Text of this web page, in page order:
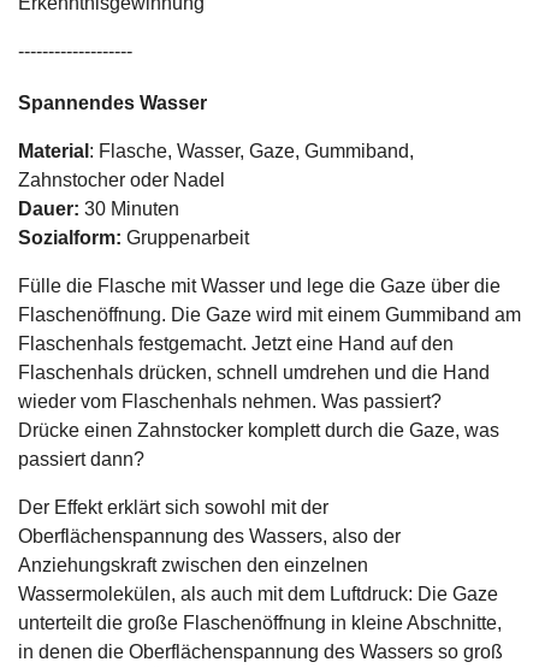
-------------------
Spannendes Wasser
Material : Flasche, Wasser, Gaze, Gummiband,
Zahnstocher oder Nadel
Dauer: 30 Minuten
Sozialform: Gruppenarbeit
Fülle die Flasche mit Wasser und lege die Gaze über die
Flaschenöffnung. Die Gaze wird mit einem Gummiband am
Flaschenhals festgemacht. Jetzt eine Hand auf den
Flaschenhals drücken, schnell umdrehen und die Hand
wieder vom Flaschenhals nehmen. Was passiert?
Drücke einen Zahnstocker komplett durch die Gaze, was
passiert dann?
Der Effekt erklärt sich sowohl mit der
Oberflächenspannung des Wassers, also der
Anziehungskraft zwischen den einzelnen
Wassermolekülen, als auch mit dem Luftdruck: Die Gaze
unterteilt die große Flaschenöffnung in kleine Abschnitte,
in denen die Oberflächenspannung des Wassers so groß